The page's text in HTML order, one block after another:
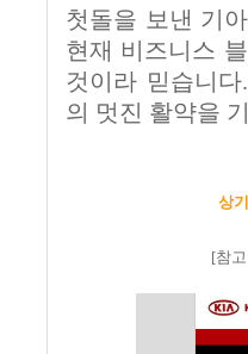
첫돌을 보낸 기
현재 비즈니스
것이라 믿습니
의 멋진 활약을
상기
[참